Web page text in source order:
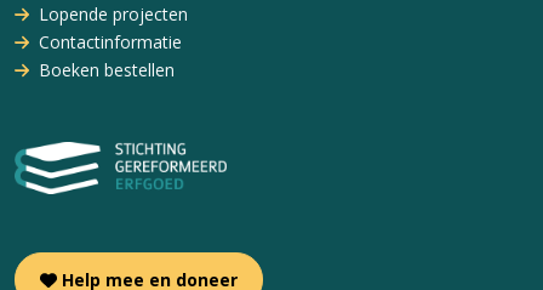
Lopende projecten
Contactinformatie
Boeken bestellen
Help mee en doneer